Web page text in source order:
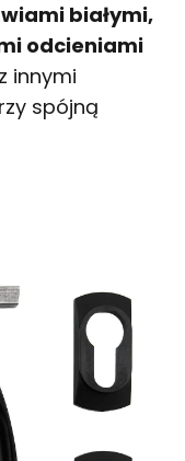
białymi,
odcieniami
innymi
spójną